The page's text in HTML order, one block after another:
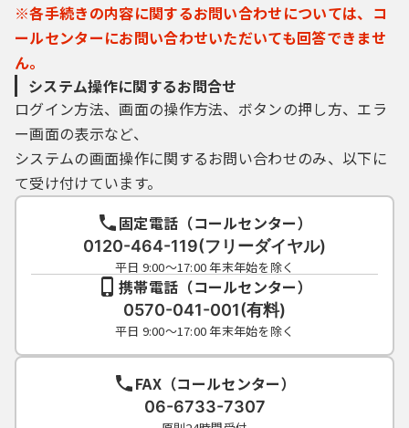
※各手続きの内容に関するお問い合わせについては、コ
ールセンターにお問い合わせいただいても回答できませ
ん。
システム操作に関するお問合せ
ログイン方法、画面の操作方法、ボタンの押し方、エラ
ー画面の表示など、
システムの画面操作に関するお問い合わせのみ、以下に
て受け付けています。
固定電話（コールセンター）
0120-464-119(フリーダイヤル)
平日 9:00～17:00 年末年始を除く
携帯電話（コールセンター）
0570-041-001(有料)
平日 9:00～17:00 年末年始を除く
FAX（コールセンター）
06-6733-7307